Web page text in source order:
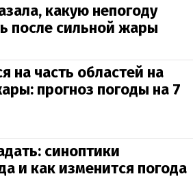
какую непогоду
после сильной жары
на часть областей на
прогноз погоды на 7
синоптики
и как изменится погода